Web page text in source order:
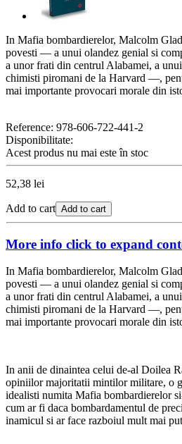
In Mafia bombardierelor, Malcolm
povesti — a unui olandez genial si
a unor frati din centrul Alabamei, a
chimisti piromani de la Harvard —,
mai importante provocari morale din
Reference: 978-606-722-441-2
Disponibilitate:
Acest produs nu mai este în stoc
52,38 lei
Add to cart Add to cart
More info click to expand
In Mafia bombardierelor, Malcolm
povesti — a unui olandez genial si
a unor frati din centrul Alabamei, a
chimisti piromani de la Harvard —,
mai importante provocari morale din
In anii de dinaintea celui de-al Doilea
opiniilor majoritatii mintilor militare, o
idealisti numita Mafia bombardierelor
cum ar fi daca bombardamentul de
inamicul si ar face razboiul mult mai